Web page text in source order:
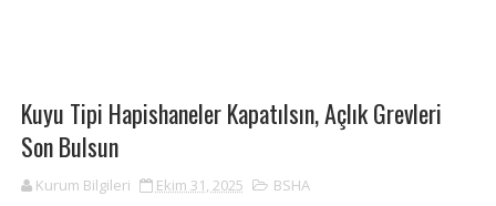
Kuyu Tipi Hapishaneler Kapatılsın, Açlık Grevleri
Son Bulsun
Kurum Bilgileri Ekim 31, 2025 BSHA